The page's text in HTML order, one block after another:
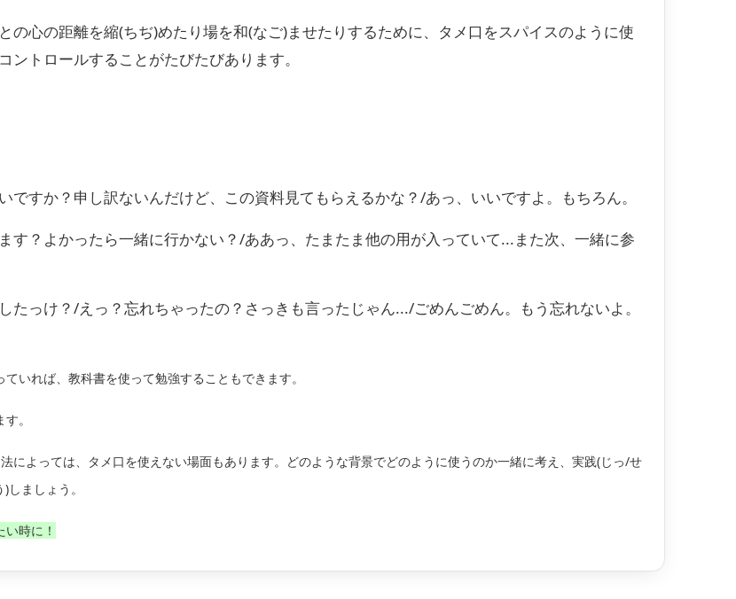
の心の距離を縮(ちぢ)めたり場を和(なご)ませたりするために、タメ口をスパイスのように使
ントロールすることがたびたびあります。
ですか？申し訳ないんだけど、この資料見てもらえるかな？/あっ、いいですよ。もちろん。
す？よかったら一緒に行かない？/ああっ、たまたま他の用が入っていて...また次、一緒に参
たっけ？/えっ？忘れちゃったの？さっきも言ったじゃん.../ごめんごめん。もう忘れないよ。
いれば、教科書を使って勉強することもできます。
。
によっては、タメ口を使えない場面もあります。どのような背景でどのように使うのか一緒に考え、実践(じっ/せ
ましょう。
時に！